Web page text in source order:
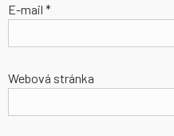
E-mail *
Webová stránka